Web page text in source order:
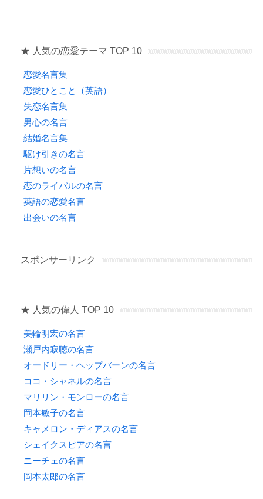
★ 人気の恋愛テーマ TOP 10
恋愛名言集
恋愛ひとこと（英語）
失恋名言集
男心の名言
結婚名言集
駆け引きの名言
片想いの名言
恋のライバルの名言
英語の恋愛名言
出会いの名言
スポンサーリンク
★ 人気の偉人 TOP 10
美輪明宏の名言
瀬戸内寂聴の名言
オードリー・ヘップバーンの名言
ココ・シャネルの名言
マリリン・モンローの名言
岡本敏子の名言
キャメロン・ディアスの名言
シェイクスピアの名言
ニーチェの名言
岡本太郎の名言